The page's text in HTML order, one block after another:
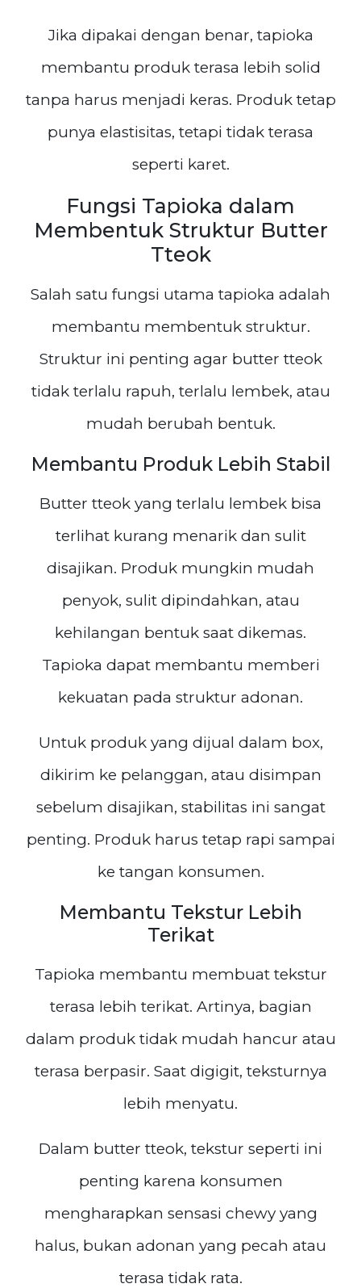
Jika dipakai dengan benar, tapioka
membantu produk terasa lebih solid
tanpa harus menjadi keras. Produk tetap
punya elastisitas, tetapi tidak terasa
seperti karet.
Fungsi Tapioka dalam
Membentuk Struktur Butter
Tteok
Salah satu fungsi utama tapioka adalah
membantu membentuk struktur.
Struktur ini penting agar butter tteok
tidak terlalu rapuh, terlalu lembek, atau
mudah berubah bentuk.
Membantu Produk Lebih Stabil
Butter tteok yang terlalu lembek bisa
terlihat kurang menarik dan sulit
disajikan. Produk mungkin mudah
penyok, sulit dipindahkan, atau
kehilangan bentuk saat dikemas.
Tapioka dapat membantu memberi
kekuatan pada struktur adonan.
Untuk produk yang dijual dalam box,
dikirim ke pelanggan, atau disimpan
sebelum disajikan, stabilitas ini sangat
penting. Produk harus tetap rapi sampai
ke tangan konsumen.
Membantu Tekstur Lebih
Terikat
Tapioka membantu membuat tekstur
terasa lebih terikat. Artinya, bagian
dalam produk tidak mudah hancur atau
terasa berpasir. Saat digigit, teksturnya
lebih menyatu.
Dalam butter tteok, tekstur seperti ini
penting karena konsumen
mengharapkan sensasi chewy yang
halus, bukan adonan yang pecah atau
terasa tidak rata.